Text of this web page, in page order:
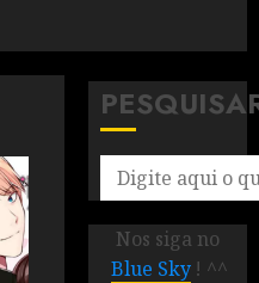
Nos siga no
Blue Sky ! ^^